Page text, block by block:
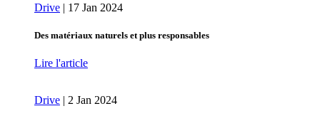
Drive | 17 Jan 2024
Des matériaux naturels et plus responsables
Lire l'article
Drive | 2 Jan 2024